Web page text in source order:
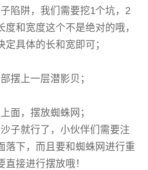
陷阱，我们需要挖1个坑，2
和宽度这个不是绝对的哦，
具体的长和宽即可；
摆上一层潜影贝；
面，摆放蜘蛛网；
子就行了，小伙伴们需要注
落下，而且要和蜘蛛网进行重
接进行摆放哦！